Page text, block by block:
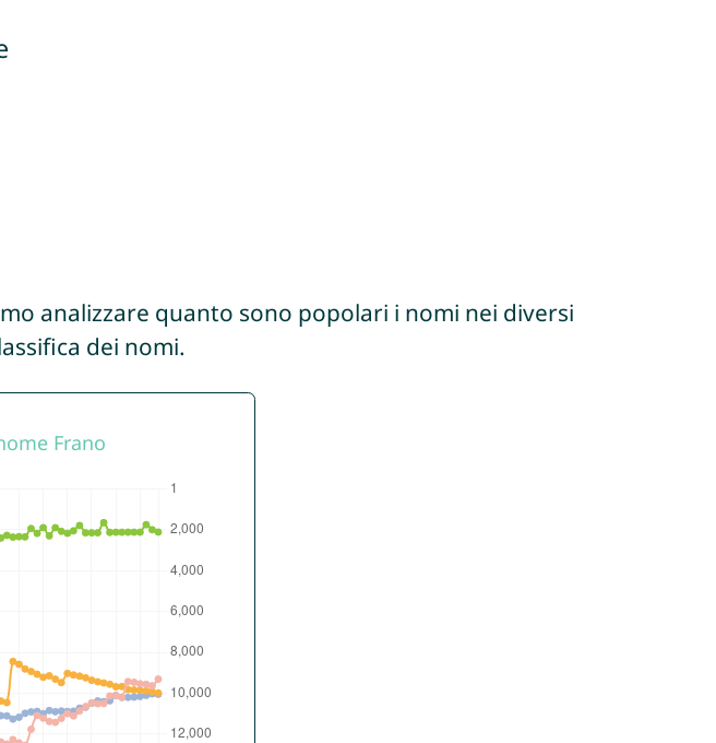
analizzare quanto sono popolari i nomi nei diversi
dei nomi.